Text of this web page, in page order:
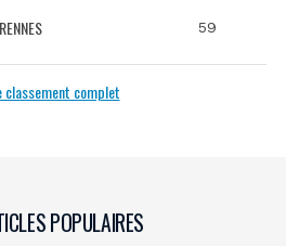
RENNES 59
classement complet
POPULAIRES